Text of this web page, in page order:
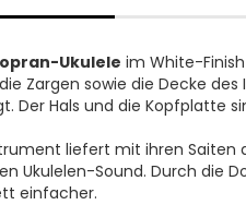
Ukulele im White-
Zargen sowie die Decke
Der Hals und die Kopfplatte
liefert mit ihren Saiten
Ukulelen-Sound. Durch die
einfacher.